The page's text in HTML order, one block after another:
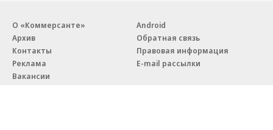
возведен в полную высоту
В ДОМ.РФ рассказали, как
крупным компаниям
реализовывать ESG-стратегию